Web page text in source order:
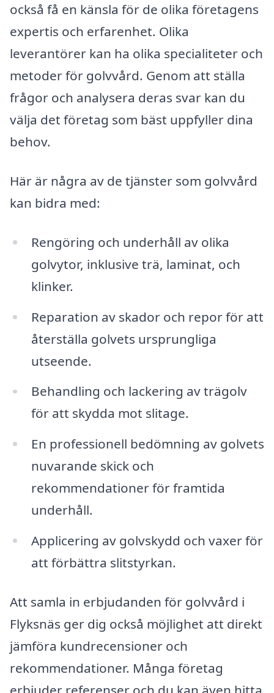
också få en känsla för de olika företagens
expertis och erfarenhet. Olika
leverantörer kan ha olika specialiteter och
metoder för golvvård. Genom att ställa
frågor och analysera deras svar kan du
välja det företag som bäst uppfyller dina
behov.
Här är några av de tjänster som golvvård
kan bidra med:
Rengöring och underhåll av olika
golvytor, inklusive trä, laminat, och
klinker.
Reparation av skador och repor för att
återställa golvets ursprungliga
utseende.
Behandling och lackering av trägolv
för att skydda mot slitage.
En professionell bedömning av golvets
nuvarande skick och
rekommendationer för framtida
underhåll.
Applicering av golvskydd och vaxer för
att förbättra slitstyrkan.
Att samla in erbjudanden för golvvård i
Flyksnäs ger dig också möjlighet att direkt
jämföra kundrecensioner och
rekommendationer. Många företag